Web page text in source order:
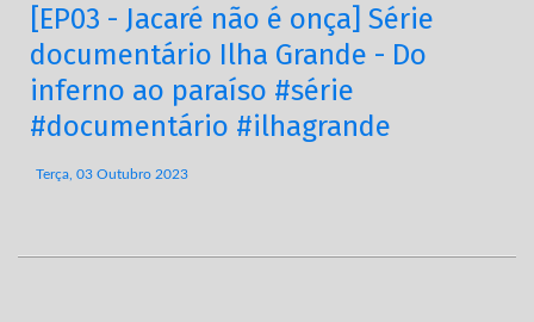
[EP03 - Jacaré não é onça] Série
documentário Ilha Grande - Do
inferno ao paraíso #série
#documentário #ilhagrande
Terça, 03 Outubro 2023